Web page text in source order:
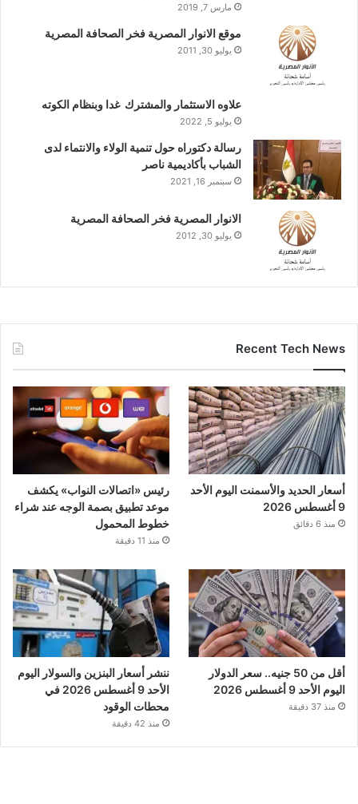
مارس 7, 2019
موقع الانوار المصرية فخر الصحافة المصرية
يوليو 30, 2011
علاوه الاستثمار والمشترك غدا وبنظام الكوته
يوليو 5, 2022
رسالة دكتوراه حول تنمية الولاء والانتماء لدى
الشباب بأكاديمية ناصر
سبتمبر 16, 2021
الانوار المصرية فخر الصحافة المصرية
يوليو 30, 2012
Recent Tech News
أسعار الحديد والأسمنت اليوم الأحد
9 أغسطس 2026
منذ 6 دقائق
رئيس «اتصالات النواب» يكشف
موعد تطبيق بصمة الوجه عند شراء
خطوط المحمول
منذ 11 دقيقة
أقل من 50 جنيه.. سعر الدولار
اليوم الأحد 9 أغسطس 2026
منذ 37 دقيقة
ننشر أسعار البنزين والسولار اليوم
الأحد 9 أغسطس 2026 في
محطات الوقود
منذ 42 دقيقة